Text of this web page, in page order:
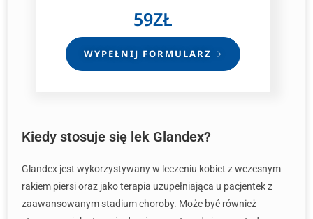
59ZŁ
WYPEŁNIJ FORMULARZ
Kiedy stosuje się lek Glandex?
Glandex jest wykorzystywany w leczeniu kobiet z wczesnym
rakiem piersi oraz jako terapia uzupełniająca u pacjentek z
zaawansowanym stadium choroby. Może być również